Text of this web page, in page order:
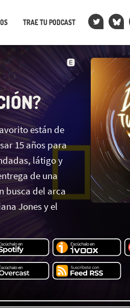
TRAE TU PODCAST
están de
15 años para
látigo y
de una
busca del arca
Jones y el